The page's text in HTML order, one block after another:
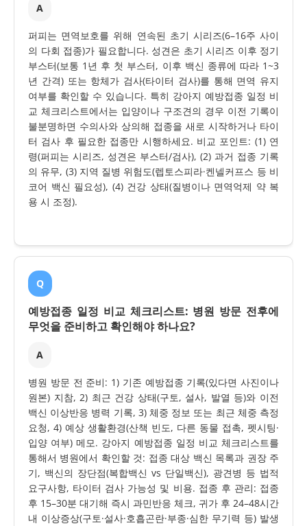
A
퍼피는 면역보호를 위해 연속된 초기 시리즈(6–16주 사이
의 다회 접종)가 필요합니다. 성견은 초기 시리즈 이후 정기
부스터(보통 1년 후 첫 부스터, 이후 백신 종류에 따라 1~3
년 간격) 또는 항체가 검사(타이터 검사)를 통해 면역 유지
여부를 확인할 수 있습니다. 특히 강아지 예방접종 일정 비
교 체크리스트에서는 입양이나 구조견의 경우 이전 기록이
불분명하면 수의사와 상의해 접종을 새로 시작하거나 타이
터 검사 후 필요한 접종만 시행하세요. 비교 포인트: (1) 연
령(퍼피는 시리즈, 성견은 부스터/검사), (2) 과거 접종 기록
의 유무, (3) 지역 질병 위험도(렙토스피라·켄넬커프스 등 비
코어 백신 필요성), (4) 건강 상태(질병이나 면역억제 약 복
용 시 조정).
Q
예방접종 일정 비교 체크리스트: 병원 방문 전후에
무엇을 준비하고 확인해야 하나요?
A
병원 방문 전 준비: 1) 기존 예방접종 기록(있다면 사진이나
원본) 지참, 2) 최근 건강 상태(구토, 설사, 발열 등)와 이전
백신 이상반응 병력 기록, 3) 체중 정보 또는 최근 체중 측정
요청, 4) 예상 생활환경(산책 빈도, 다른 동물 접촉, 펫시팅·
입양 여부) 메모. 강아지 예방접종 일정 비교 체크리스트를
통해서 병원에서 확인할 것: 접종 대상 백신 목록과 권장 주
기, 백신의 장단점(복합백신 vs 단일백신), 광견병 등 법적
요구사항, 타이터 검사 가능성 및 비용. 접종 후 관리: 접종
후 15–30분 대기해 즉시 과민반응 체크, 귀가 후 24–48시간
내 이상증상(구토·설사·호흡곤란·부종·심한 무기력 등) 발생